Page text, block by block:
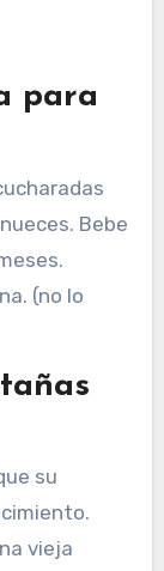
para
Bebe
(no lo
su
vieja